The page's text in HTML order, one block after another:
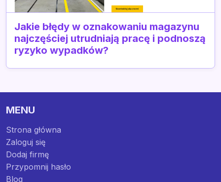
Jakie błędy w oznakowaniu magazynu
najczęściej utrudniają pracę i podnoszą
ryzyko wypadków?
MENU
Strona główna
Zaloguj się
Dodaj firmę
Przypomnij hasło
Blog